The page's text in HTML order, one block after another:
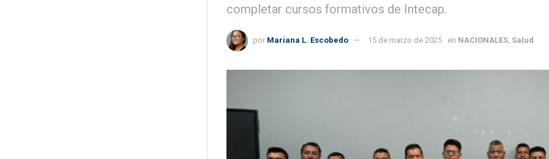
completar cursos formativos de Intecap.
por Mariana L. Escobedo 15 de marzo de 2025 en NACIONALES Salud